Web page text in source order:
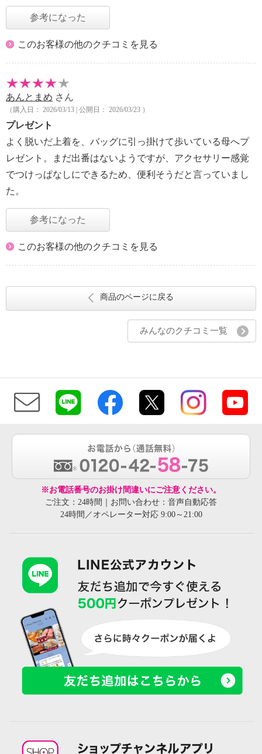
参考になった
このお客様の他のクチコミを見る
あんとまめ さん
（購入日： 2026/03/13 | 公開日： 2026/03/23 ）
プレゼント
よく脱いだ上着を、バッグに引っ掛けて歩いている母へプ
レゼント。まだ出番はないようですが、アクセサリー感覚
でつけっぱなしにできるため、便利そうだと言っていまし
た。
参考になった
このお客様の他のクチコミを見る
商品のページに戻る
みんなのクチコミ一覧
※お電話番号のお掛け間違いにご注意ください。
ご注文：24時間｜お問い合わせ：音声自動応答
24時間／オペレーター対応 9:00～21:00